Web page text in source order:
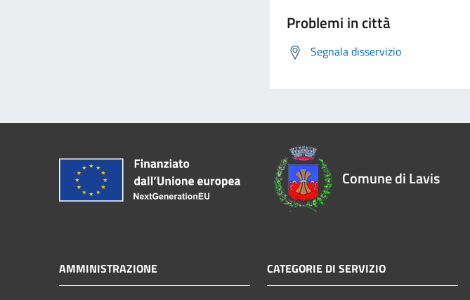
Problemi in città
Segnala disservizio
Comune di Lavis
AMMINISTRAZIONE CATEGORIE DI SERVIZIO